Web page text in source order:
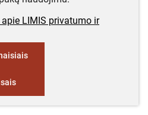
LIMIS privatumo ir